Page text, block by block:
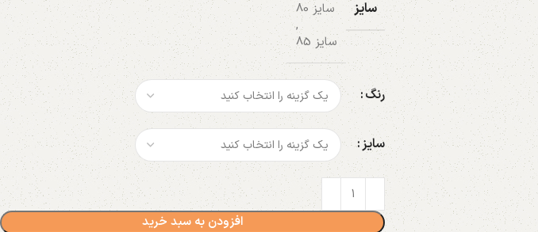
سایز
سایز 80
,
سایز 85
رنگ
سایز
افزودن به سبد خرید